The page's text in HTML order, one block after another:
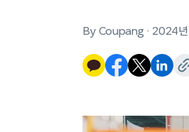
By Coupang · 2024년